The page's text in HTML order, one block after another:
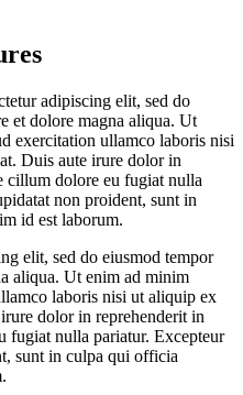
adipiscing elit, sed do
et dolore magna aliqua. Ut
exercitation ullamco laboris nisi
Duis aute irure dolor in
cillum dolore eu fugiat nulla
non proident, sunt in
id est laborum.
elit, sed do eiusmod tempor
aliqua. Ut enim ad minim
laboris nisi ut aliquip ex
dolor in reprehenderit in
fugiat nulla pariatur. Excepteur
sunt in culpa qui officia